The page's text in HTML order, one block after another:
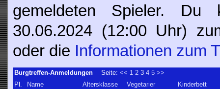
gemeldeten Spieler.
30.06.2024 (12:00 Uhr)
oder die Informationen zum
Burgtreffen-Anmeldungen Seite:<< 1 2 34 5 >>
Pl.
Name Altersklasse Vegetarier
Kinderbett